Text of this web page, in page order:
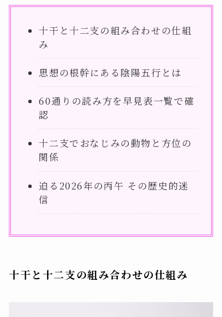
十干と十二支の組み合わせの仕組
み
思想の根幹にある陰陽五行とは
60通りの読み方を早見表一覧で確
認
十二支でおなじみの動物と方位の
関係
迫る2026年の丙午 その歴史的迷
信
十干と十二支の組み合わせの仕組み